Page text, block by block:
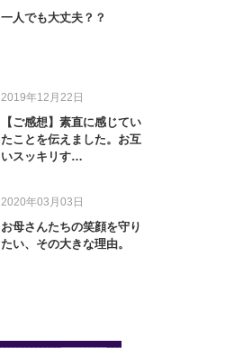
一人でも大丈夫？？
2019年12月22日
【ご感想】素直に感じてい
たことを伝えました。お互
いスッキリす…
2020年03月03日
お母さんたちの笑顔を守り
たい、その大きな理由。